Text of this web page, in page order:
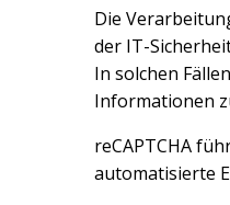
Die
der IT-
In solchen
Informationen
reCAPTCHA
automatisierte